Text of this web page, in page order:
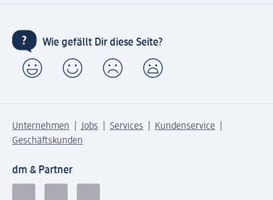
Wie gefällt Dir diese Seite?
Unternehmen Jobs Services
Kundenservice
Geschäftskunden
dm & Partner